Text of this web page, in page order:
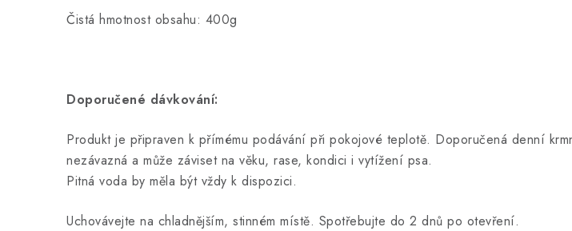
Čistá hmotnost obsahu: 400g
Doporučené dávkování:
Produkt je připraven k přímému podávání při pokojové teplotě. Doporučená denní
nezávazná a může záviset na věku, rase, kondici i vytížení psa.
Pitná voda by měla být vždy k dispozici.
Uchovávejte na chladnějším, stinném místě. Spotřebujte do 2 dnů po otevření.